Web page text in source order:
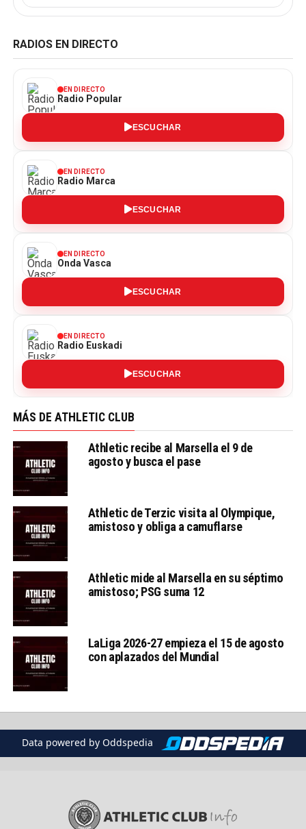
RADIOS EN DIRECTO
EN DIRECTO
Radio Popular
ESCUCHAR
EN DIRECTO
Radio Marca
ESCUCHAR
EN DIRECTO
Onda Vasca
ESCUCHAR
EN DIRECTO
Radio Euskadi
ESCUCHAR
MÁS DE ATHLETIC CLUB
Athletic recibe al Marsella el 9 de
agosto y busca el pase
Athletic de Terzic visita al Olympique,
amistoso y obliga a camuflarse
Athletic mide al Marsella en su séptimo
amistoso; PSG suma 12
LaLiga 2026-27 empieza el 15 de agosto
con aplazados del Mundial
Data powered by Oddspedia